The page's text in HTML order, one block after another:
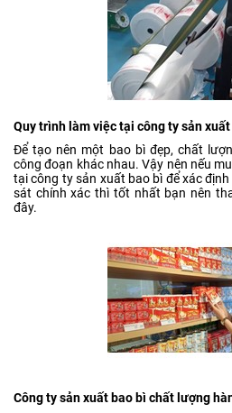
Quy trình làm việc tại công ty sản xuất
Để tạo nên một bao bì đẹp, chất
công đoạn khác nhau. Vậy nên nếu
tại công ty sản xuất bao bì để xác
sát chính xác thì tốt nhất bạn nên
đây.
Công ty sản xuất bao bì chất lượng